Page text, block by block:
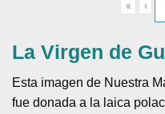
« ‹
La Virgen de
Esta imagen de Nuestra
fue donada a la laica